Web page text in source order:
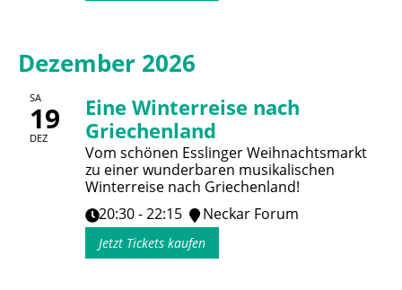
Dezember 2026
SA
19
DEZ
Eine Winterreise nach
Griechenland
Vom schönen Esslinger Weihnachtsmarkt
zu einer wunderbaren musikalischen
Winterreise nach Griechenland!
20:30 - 22:15
Neckar Forum
Jetzt Tickets kaufen